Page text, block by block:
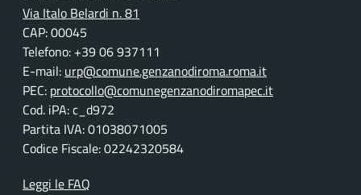
Via Italo Belardi n. 81
CAP: 00045
Telefono: +39 06 937111
E-mail: urp@comune.genzanodiroma.roma.it
PEC: protocollo@comunegenzanodiromapec.it
Cod. iPA: c_d972
Partita IVA: 01038071005
Codice Fiscale: 02242320584
Leggi le FAQ